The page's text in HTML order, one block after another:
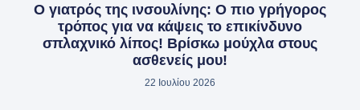
Ο γιατρός της ινσουλίνης: Ο πιο γρήγορος
τρόπος για να κάψεις το επικίνδυνο
σπλαχνικό λίπος! Βρίσκω μούχλα στους
ασθενείς μου!
22 Ιουλίου 2026